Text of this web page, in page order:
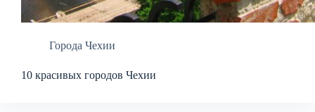
Города Чехии
10 красивых городов Чехии